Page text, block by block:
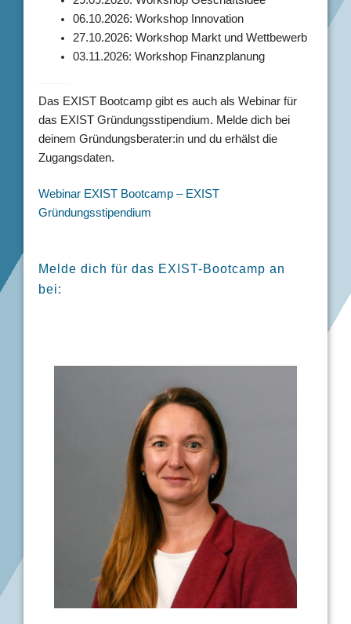
06.10.2026: Workshop Innovation
27.10.2026: Workshop Markt und Wettbewerb
03.11.2026: Workshop Finanzplanung
Das EXIST Bootcamp gibt es auch als Webinar für
das EXIST Gründungsstipendium. Melde dich bei
deinem Gründungsberater:in und du erhälst die
Zugangsdaten.
Webinar EXIST Bootcamp – EXIST
Gründungsstipendium
Melde dich für das EXIST-Bootcamp an
bei: